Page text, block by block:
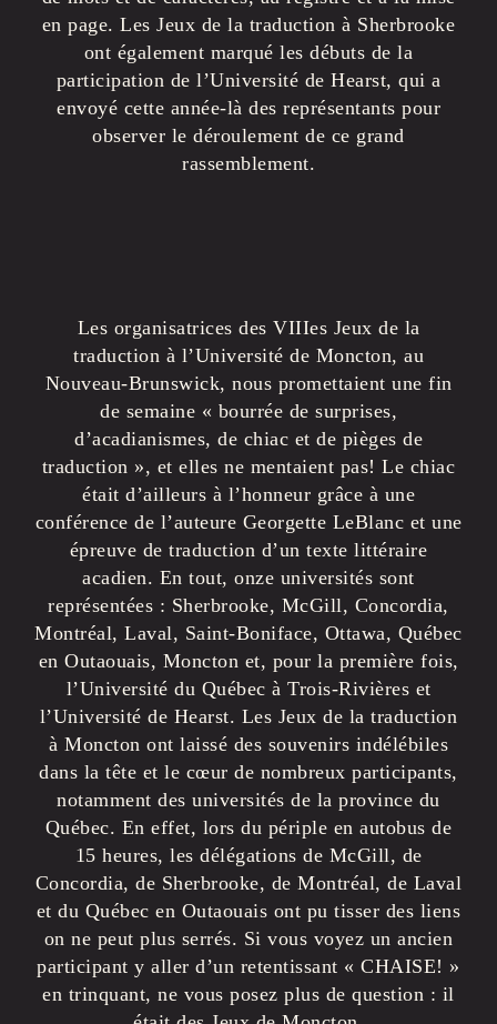
en page. Les Jeux de la traduction à Sherbrooke
ont également marqué les débuts de la
participation de l’Université de Hearst, qui a
envoyé cette année-là des représentants pour
observer le déroulement de ce grand
rassemblement.
Les organisatrices des VIIIes Jeux de la
traduction à l’Université de Moncton, au
Nouveau-Brunswick, nous promettaient une fin
de semaine « bourrée de surprises,
d’acadianismes, de chiac et de pièges de
traduction », et elles ne mentaient pas! Le chiac
était d’ailleurs à l’honneur grâce à une
conférence de l’auteure Georgette LeBlanc et une
épreuve de traduction d’un texte littéraire
acadien. En tout, onze universités sont
représentées : Sherbrooke, McGill, Concordia,
Montréal, Laval, Saint-Boniface, Ottawa, Québec
en Outaouais, Moncton et, pour la première fois,
l’Université du Québec à Trois-Rivières et
l’Université de Hearst. Les Jeux de la traduction
à Moncton ont laissé des souvenirs indélébiles
dans la tête et le cœur de nombreux participants,
notamment des universités de la province du
Québec. En effet, lors du périple en autobus de
15 heures, les délégations de McGill, de
Concordia, de Sherbrooke, de Montréal, de Laval
et du Québec en Outaouais ont pu tisser des liens
on ne peut plus serrés. Si vous voyez un ancien
participant y aller d’un retentissant « CHAISE! »
en trinquant, ne vous posez plus de question : il